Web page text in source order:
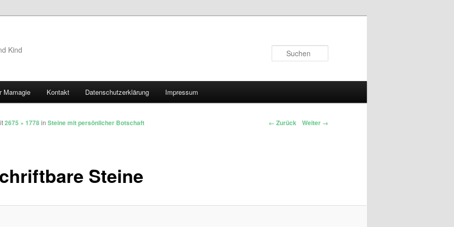
Kind
Mamagie Kontakt Datenschutzerklärung Impressum
← Zurück Weiter →
Steine
2675 × 1778in Steine mit persönlicher Botschaft